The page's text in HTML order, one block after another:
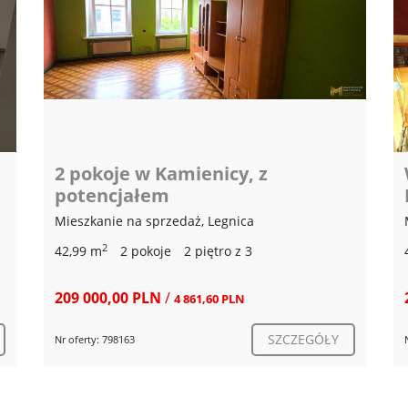
Wynajmę bezczynszowe 2 pokoje
Lubin Parkowa
Mieszkanie na wynajem, Lubin
45 m2 2 pokoje 2 piętro z 3 2009 rok
2 000,00 PLN/44,00 PLN
Nr oferty: 382065 SZCZEGÓŁY